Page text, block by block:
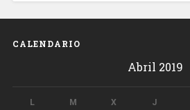
CALENDARIO
Abril 2019
L M X J